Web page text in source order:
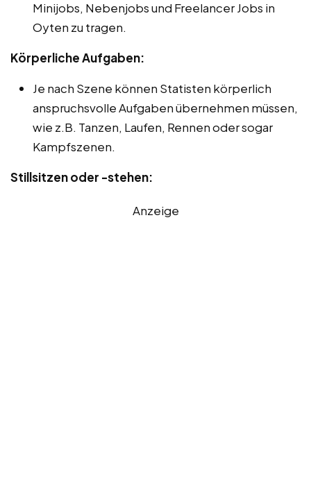
Minijobs, Nebenjobs und Freelancer Jobs in
Oyten zu tragen.
Körperliche Aufgaben:
Je nach Szene können Statisten körperlich
anspruchsvolle Aufgaben übernehmen müssen,
wie z.B. Tanzen, Laufen, Rennen oder sogar
Kampfszenen.
Stillsitzen oder -stehen:
Anzeige